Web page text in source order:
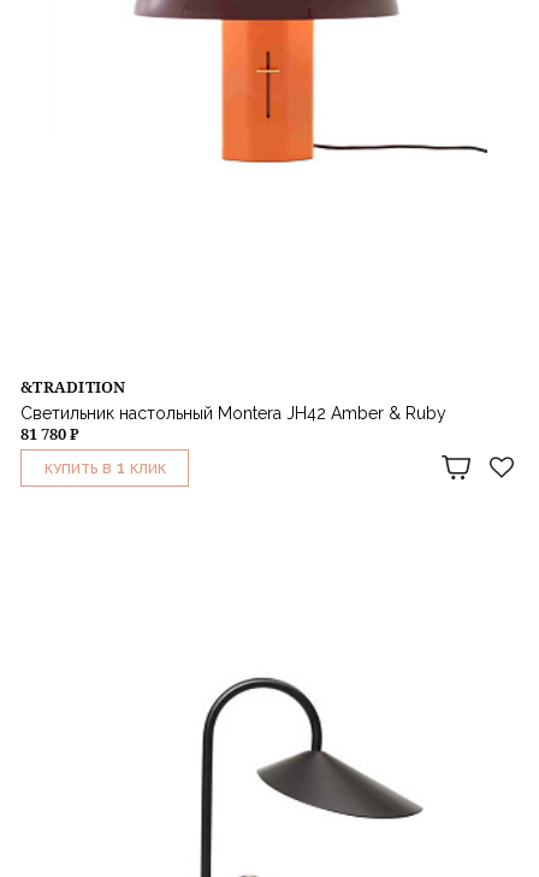
&TRADITION
Светильник настольный Montera JH42 Amber & Ruby
81 780 ₽
КУПИТЬ В 1 КЛИК